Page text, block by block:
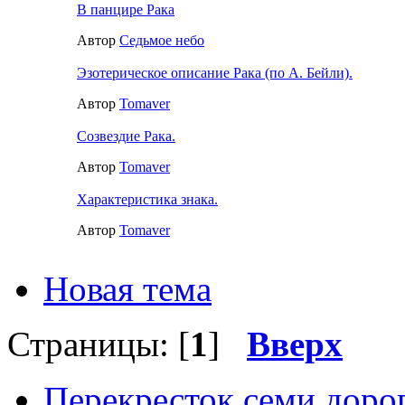
В панцире Рака
Автор Седьмое небо
Эзотерическое описание Рака (по А. Бейли).
Автор Tomaver
Созвездие Рака.
Автор Tomaver
Характеристика знака.
Автор Tomaver
Новая тема
Страницы: [1] Вверх